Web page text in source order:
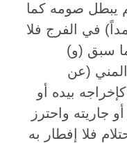
يبطل صومه كما
في الفرج فلا
سبق (و)
(عن
بيده أو
جاريته واحترز
فلا إفطار به